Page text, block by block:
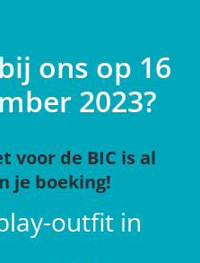
ons op 16
2023?
voor de BIC is al
je boeking!
outfit in